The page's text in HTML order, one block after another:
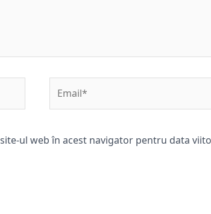
ul web în acest navigator pentru data